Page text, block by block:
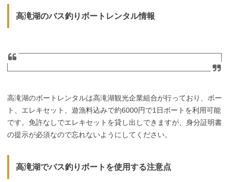
高滝湖のバス釣りボートレンタル情報
高滝湖のボートレンタルは高滝湖観光企業組合が行っており、ボー
ト、エレキセット、遊漁料込みで約6000円で1日ボートを利用可能
です。免許なしでエレキセットを貸し出しできますが、身分証明書
の提示が必須なので忘れないようにしてください。
高滝湖でバス釣りボートを使用する注意点